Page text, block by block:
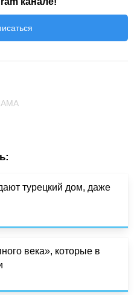
турецкий дом, даже
века», которые в